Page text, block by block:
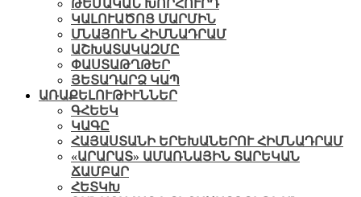
ԹԵՄԱԿԱՆ ԽՈՐՀՈՒՐԴ
ԿԱԼՈՒԱԾՈՑ ՄԱՐՄԻՆ
ՄՆԱՅՈՒՆ ՀԻՄՆԱԴՐԱՄ
ԱՇԽԱՏԱԿԱԶՄԸ
ՓԱՍՏԱԹՂԹԵՐ
ՅԵՏԱԴԱՐՁ ԿԱՊ
ԱՌԱՔԵԼՈՒԹԻՒՆՆԵՐ
ԳՀԵԵԿ
ԿԱԳԸ
ՀԱՅԱՍՏԱՆԻ ԵՐԵԽԱՆԵՐՈՒ ՀԻՄՆԱԴՐԱՄ
«ԱՐԱՐԱՏ» ԱՄԱՌՆԱՅԻՆ ՏԱՐԵԿԱՆ
ՃԱՄԲԱՐ
ՀԵՏԿԽ